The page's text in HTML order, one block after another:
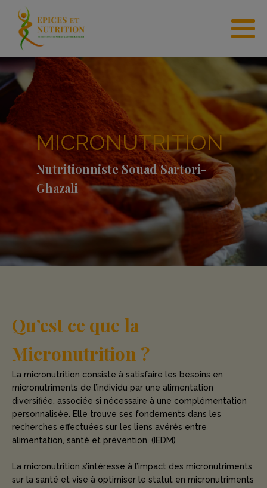
MICRONUTRITION
Nutritionniste Souad Sartori-
Ghazali
Qu’est ce que la
Micronutrition ?
La micronutrition consiste à satisfaire les besoins en
micronutriments de l’individu par une alimentation
diversifiée, associée si nécessaire à une complémentation
personnalisée. Elle trouve ses fondements dans les
recherches effectuées sur les liens avérés entre
alimentation, santé et prévention. (IEDM)
La micronutrition s’intéresse à l’impact des micronutriments
sur la santé et vise à optimiser le statut en micronutriments